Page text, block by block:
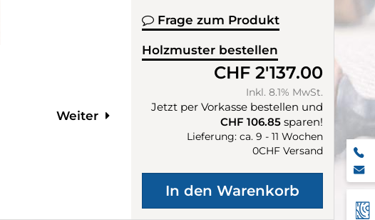
Weiter
Frage zum Produkt
Holzmuster bestellen
CHF 2'137.00
Inkl. 8.1% MwSt.
Jetzt per Vorkasse bestellen und
CHF 106.85 sparen!
Lieferung: ca. 9 - 11 Wochen
0CHF Versand